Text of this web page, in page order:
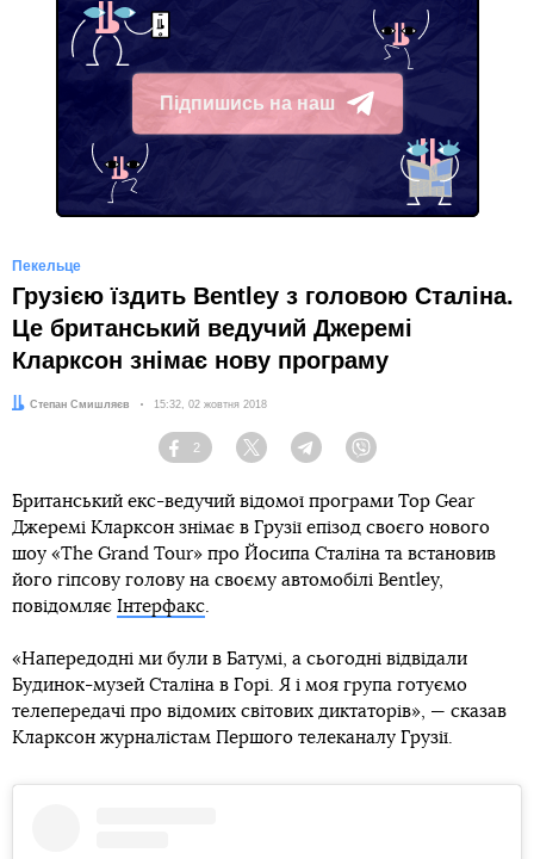
Підпишись на наш
Telegram
Пекельце
Грузією їздить Bentley з головою Сталіна.
Це британський ведучий Джеремі
Кларксон знімає нову програму
Автор:
Степан Смишляєв Дата:
15:32, 02 жовтня 2018
Facebook
2
Twitter TelegramViber
Британський екс-ведучий відомої програми Top Gear
Джеремі Кларксон знімає в Грузії епізод своєго нового
шоу «The Grand Tour» про Йосипа Сталіна та встановив
його гіпсову голову на своєму автомобілі Bentley,
повідомляє Інтерфакс.
«Напередодні ми були в Батумі, а сьогодні відвідали
Будинок-музей Сталіна в Горі. Я і моя група готуємо
телепередачі про відомих світових диктаторів», — сказав
Кларксон журналістам Першого телеканалу Грузії.